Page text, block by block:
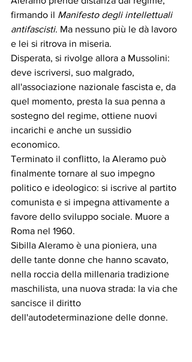
firmando il Manifesto degli intellettuali
antifascisti. Ma nessuno più le dà lavoro
e lei si ritrova in miseria.
Disperata, si rivolge allora a Mussolini:
deve iscriversi, suo malgrado,
all'associazione nazionale fascista e, da
quel momento, presta la sua penna a
sostegno del regime, ottiene nuovi
incarichi e anche un sussidio
economico.
Terminato il conflitto, la Aleramo può
finalmente tornare al suo impegno
politico e ideologico: si iscrive al partito
comunista e si impegna attivamente a
favore dello sviluppo sociale. Muore a
Roma nel 1960.
Sibilla Aleramo è una pioniera, una
delle tante donne che hanno scavato,
nella roccia della millenaria tradizione
maschilista, una nuova strada: la via che
sancisce il diritto
dell'autodeterminazione delle donne.